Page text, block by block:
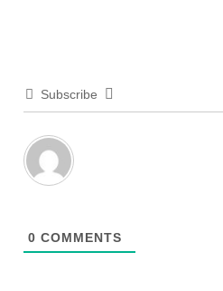
Subscribe
0 COMMENTS